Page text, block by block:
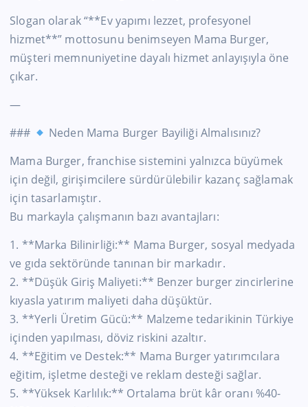
Slogan olarak “**Ev yapımı lezzet, profesyonel
hizmet**” mottosunu benimseyen Mama Burger,
müşteri memnuniyetine dayalı hizmet anlayışıyla öne
çıkar.
—
###
Neden Mama Burger Bayiliği Almalısınız?
Mama Burger, franchise sistemini yalnızca büyümek
için değil, girişimcilere sürdürülebilir kazanç sağlamak
için tasarlamıştır.
Bu markayla çalışmanın bazı avantajları:
1. **Marka Bilinirliği:** Mama Burger, sosyal medyada
ve gıda sektöründe tanınan bir markadır.
2. **Düşük Giriş Maliyeti:** Benzer burger zincirlerine
kıyasla yatırım maliyeti daha düşüktür.
3. **Yerli Üretim Gücü:** Malzeme tedarikinin Türkiye
içinden yapılması, döviz riskini azaltır.
4. **Eğitim ve Destek:** Mama Burger yatırımcılara
eğitim, işletme desteği ve reklam desteği sağlar.
5. **Yüksek Karlılık:** Ortalama brüt kâr oranı %40-